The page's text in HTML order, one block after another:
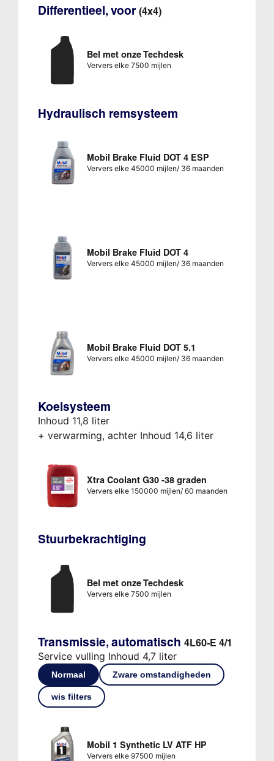
Differentieel, voor (4x4)
Bel met onze Techdesk
Ververs elke 7500 mijlen
Hydraulisch remsysteem
Mobil Brake Fluid DOT 4 ESP
Ververs elke 45000 mijlen/ 36 maanden
Mobil Brake Fluid DOT 4
Ververs elke 45000 mijlen/ 36 maanden
Mobil Brake Fluid DOT 5.1
Ververs elke 45000 mijlen/ 36 maanden
Koelsysteem
Inhoud 11,8 liter
+ verwarming, achter Inhoud 14,6 liter
Xtra Coolant G30 -38 graden
Ververs elke 150000 mijlen/ 60 maanden
Stuurbekrachtiging
Bel met onze Techdesk
Ververs elke 7500 mijlen
Transmissie, automatisch 4L60-E 4/1
Service vulling Inhoud 4,7 liter
Normaal Zware omstandigheden
wis filters
Mobil 1 Synthetic LV ATF HP
Ververs elke 97500 mijlen